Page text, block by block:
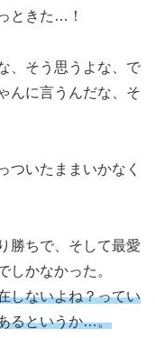
ときた…！
、そう思うよな、で
んに言うんだな、そ
ついたままいかなく
勝ちで、そして最愛
しかなかった。
しないよね？ってい
るというか…。